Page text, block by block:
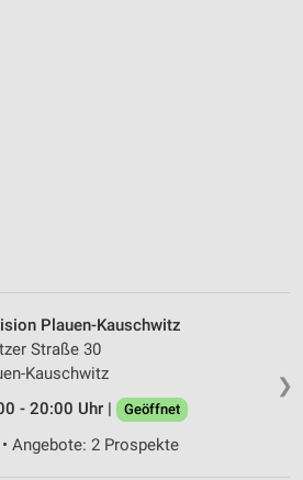
❯
Plauen-Kauschwitz
Straße 30
Kauschwitz
- 20:00 Uhr |
Geöffnet
Angebote: 2 Prospekte